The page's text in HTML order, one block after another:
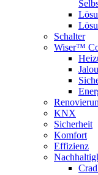
Schalter
Wiser™
KNX
Sicherheit
Komfort
Effizienz